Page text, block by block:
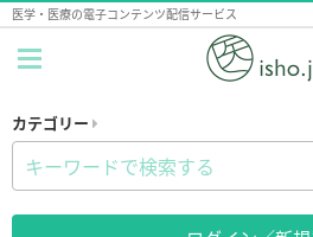
医学・医療の電子コンテンツ配信サービス
カテゴリー